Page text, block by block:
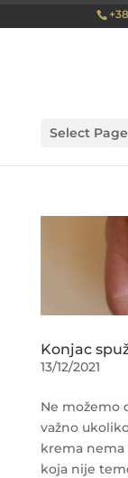
Select Page
Konjac
13/12/2021
Ne možemo
važno
krema nema
koja nije